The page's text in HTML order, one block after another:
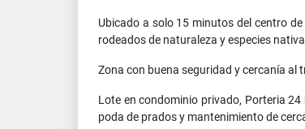
Ubicado a solo 15 minutos del centro
rodeados de naturaleza y especies
Zona con buena seguridad y cercanía al
Lote en condominio privado, Porteria
poda de prados y mantenimiento de